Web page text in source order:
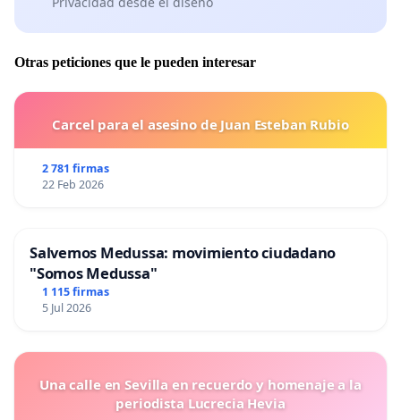
Otras peticiones que le pueden interesar
Carcel para el asesino de Juan Esteban Rubio
2 781 firmas
22 Feb 2026
Salvemos Medussa: movimiento ciudadano
"Somos Medussa"
1 115 firmas
5 Jul 2026
Una calle en Sevilla en recuerdo y homenaje a la
periodista Lucrecia Hevia